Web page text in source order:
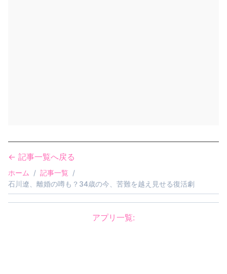
← 記事一覧へ戻る
ホーム / 記事一覧 /
石川遼、離婚の噂も？34歳の今、苦難を越え見せる復活劇
アプリ一覧: